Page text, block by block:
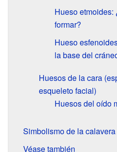
Hueso
formar?
Hueso
la base del
Huesos de la cara
esqueleto facial)
Huesos del oído
Simbolismo de la calavera
Véase también